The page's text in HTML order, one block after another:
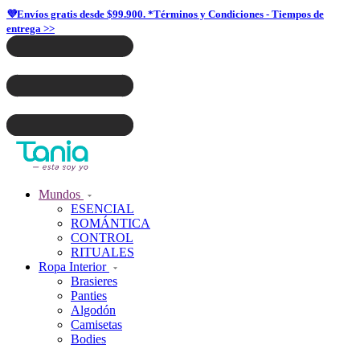
💜Envíos gratis desde $99.900. *Términos y Condiciones - Tiempos de
entrega >>
Mundos
ESENCIAL
ROMÁNTICA
CONTROL
RITUALES
Ropa Interior
Brasieres
Panties
Algodón
Camisetas
Bodies